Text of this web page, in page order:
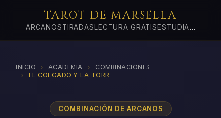
TAROT DE MARSELLA
ARCANOSTIRADAS LECTURA GRATIS ESTUDIA...
INICIO › ACADEMIA › COMBINACIONES
› EL COLGADO Y LA TORRE
COMBINACIÓN DE ARCANOS